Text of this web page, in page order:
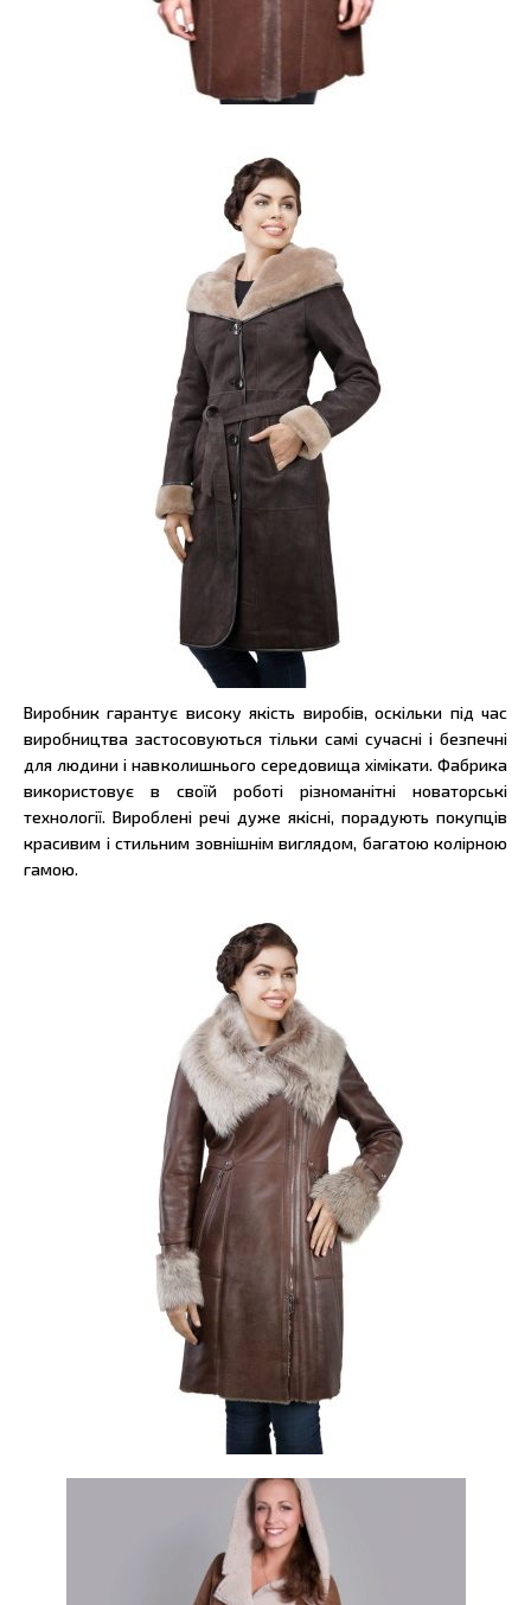
Виробник гарантує високу якість виробів, оскільки під час
виробництва застосовуються тільки самі сучасні і безпечні
для людини і навколишнього середовища хімікати. Фабрика
використовує в своїй роботі різноманітні новаторські
технології. Вироблені речі дуже якісні, порадують покупців
красивим і стильним зовнішнім виглядом, багатою колірною
гамою.